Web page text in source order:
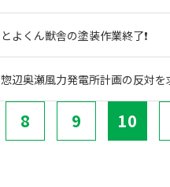
とよくん獣舎の塗装作業終了❗
惣辺奥瀬風力発電所計画の反対
8 9 10